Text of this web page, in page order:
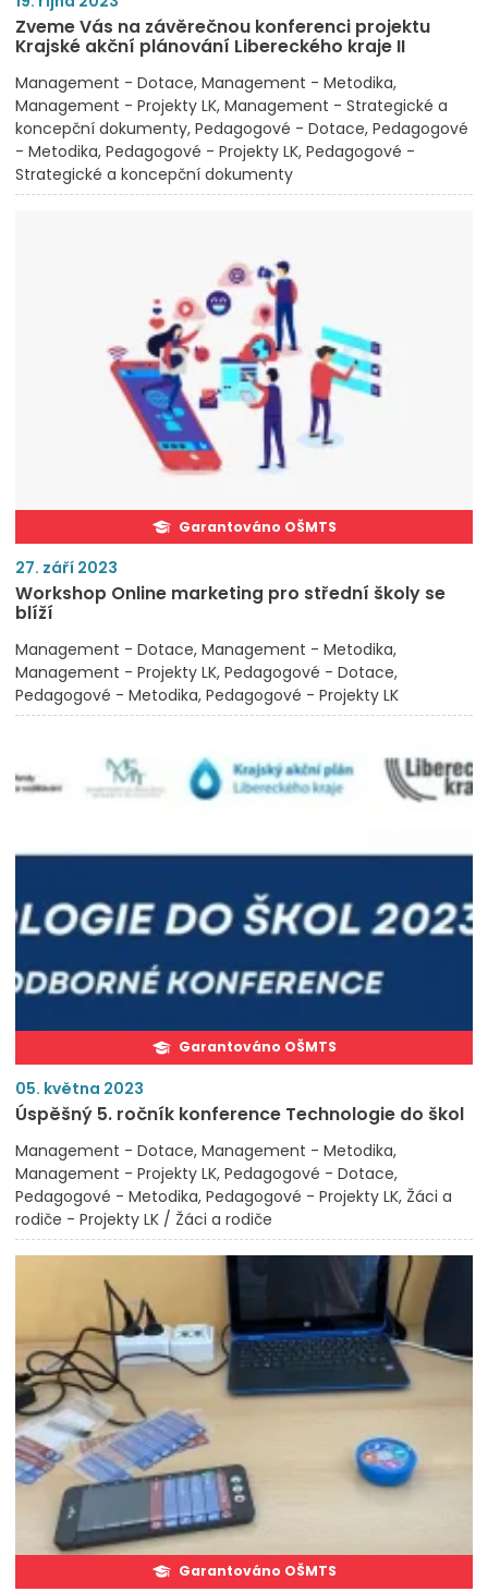
Zveme Vás na závěrečnou konferenci projektu
Krajské akční plánování Libereckého kraje II
Management - Dotace Management - Metodika
Management - Projekty LK Management - Strategické a
koncepční dokumenty Pedagogové - Dotace Pedagogové
- Metodika Pedagogové - Projekty LK Pedagogové -
Strategické a koncepční dokumenty
Garantováno OŠMTS
27. září 2023
Workshop Online marketing pro střední školy se
blíží
Management - Dotace Management - Metodika
Management - Projekty LK Pedagogové - Dotace
Pedagogové - Metodika Pedagogové - Projekty LK
Garantováno OŠMTS
05. května 2023
Úspěšný 5. ročník konference Technologie do škol
Management - Dotace Management - Metodika
Management - Projekty LK Pedagogové - Dotace
Pedagogové - Metodika Pedagogové - Projekty LK Žáci a
rodiče - Projekty LK / Žáci a rodiče
Garantováno OŠMTS